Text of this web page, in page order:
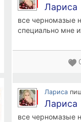
Лариса
все черномазые
специально мне
Лариса
Лариса
все черномазые